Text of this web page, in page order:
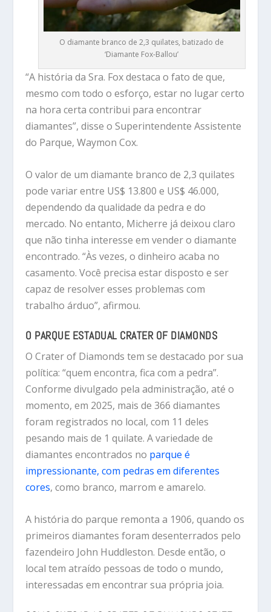
O diamante branco de 2,3 quilates, batizado de
‘Diamante Fox-Ballou’
“A história da Sra. Fox destaca o fato de que,
mesmo com todo o esforço, estar no lugar certo
na hora certa contribui para encontrar
diamantes”, disse o Superintendente Assistente
do Parque, Waymon Cox.
O valor de um diamante branco de 2,3 quilates
pode variar entre US$ 13.800 e US$ 46.000,
dependendo da qualidade da pedra e do
mercado. No entanto, Micherre já deixou claro
que não tinha interesse em vender o diamante
encontrado. “Às vezes, o dinheiro acaba no
casamento. Você precisa estar disposto e ser
capaz de resolver esses problemas com
trabalho árduo”, afirmou.
O PARQUE ESTADUAL CRATER OF DIAMONDS
O Crater of Diamonds tem se destacado por sua
política: “quem encontra, fica com a pedra”.
Conforme divulgado pela administração, até o
momento, em 2025, mais de 366 diamantes
foram registrados no local, com 11 deles
pesando mais de 1 quilate. A variedade de
diamantes encontrados no parque é
impressionante, com pedras em diferentes
cores, como branco, marrom e amarelo.
A história do parque remonta a 1906, quando os
primeiros diamantes foram desenterrados pelo
fazendeiro John Huddleston. Desde então, o
local tem atraído pessoas de todo o mundo,
interessadas em encontrar sua própria joia.